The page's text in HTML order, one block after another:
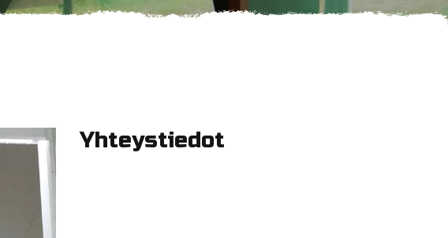
Yhteystiedot